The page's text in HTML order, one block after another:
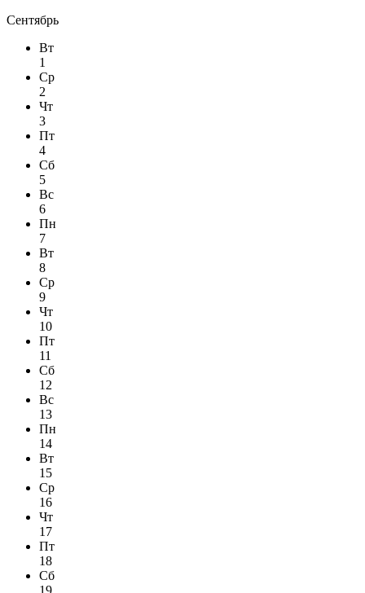
Сентябрь
Вт
1
Ср
2
Чт
3
Пт
4
Сб
5
Вс
6
Пн
7
Вт
8
Ср
9
Чт
10
Пт
11
Сб
12
Вс
13
Пн
14
Вт
15
Ср
16
Чт
17
Пт
18
Сб
19